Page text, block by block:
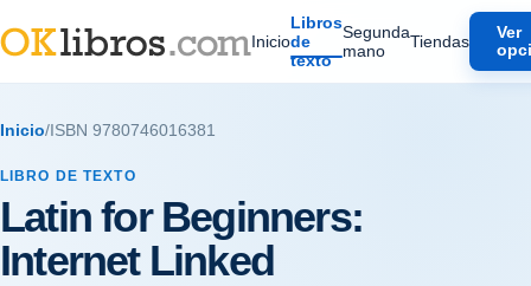
Inicio
Libros
de
texto
Segunda
mano
Tiendas
Ver
Inicio/ ISBN 9780746016381
LIBRO DE TEXTO
Latin for Beginners:
Internet Linked